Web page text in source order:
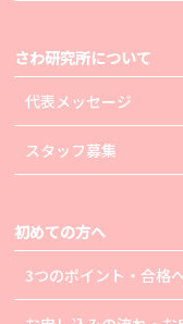
さわ研究所について
代表メッセージ
スタッフ募集
初めての方へ
3つのポイント・合格